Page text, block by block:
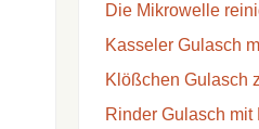
Die Mikrowelle
Kasseler Gulasch
Klößchen Gulasch
Rinder Gulasch mit